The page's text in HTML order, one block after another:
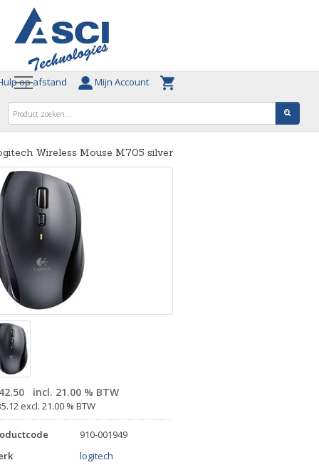
op afstand Mijn Account
Wireless Mouse M705 silver
incl. 21.00 % BTW
excl. 21.00 % BTW
910-001949
logitech